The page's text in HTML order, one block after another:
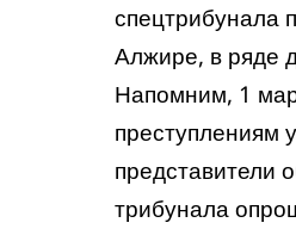
спецтрибунала
Алжире, в ряде
Напомним, 1
преступлениям
представители
трибунала